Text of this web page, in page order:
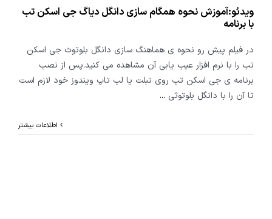
ویدئو:آموزش نحوه همگام سازی دانگل دیاگ جی اسکن تب
با برنامه
در فیلم پیش رو نحوه ی هماهنگ سازی دانگل بلوتوث جی اسکن
تب را با نرم افزار عیب یابی آن مشاهده می کنید.پس از نصب
برنامه ی جی اسکن تب روی تبلت یا لب تاپ ویندوز خود لازم است
تا آن را با دانگل بلوتوثی ...
اطلاعات بیشتر